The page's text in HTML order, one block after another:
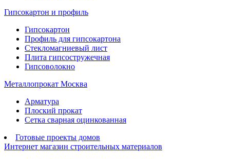
Гипсокартон и профиль
Гипсокартон
Профиль для гипсокартона
Стекломагниевый лист
Плита гипсостружечная
Гипсоволокно
Металлопрокат Москва
Арматура
Плоский прокат
Сетка сварная оцинкованная
Готовые проекты домов
Интернет магазин строительных материалов